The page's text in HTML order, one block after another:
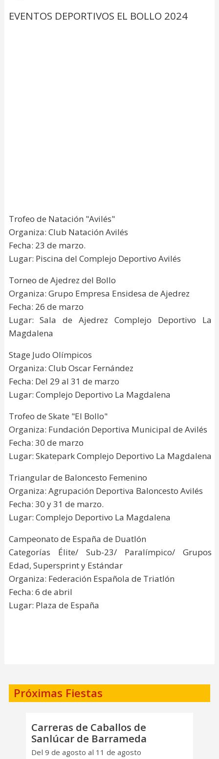
EVENTOS DEPORTIVOS EL BOLLO 2024
Trofeo de Natación "Avilés"
Organiza: Club Natación Avilés
Fecha: 23 de marzo.
Lugar: Piscina del Complejo Deportivo Avilés
Torneo de Ajedrez del Bollo
Organiza: Grupo Empresa Ensidesa de Ajedrez
Fecha: 26 de marzo
Lugar: Sala de Ajedrez Complejo Deportivo La
Magdalena
Stage Judo Olímpicos
Organiza: Club Oscar Fernández
Fecha: Del 29 al 31 de marzo
Lugar: Complejo Deportivo La Magdalena
Trofeo de Skate "El Bollo"
Organiza: Fundación Deportiva Municipal de Avilés
Fecha: 30 de marzo
Lugar: Skatepark Complejo Deportivo La Magdalena
Triangular de Baloncesto Femenino
Organiza: Agrupación Deportiva Baloncesto Avilés
Fecha: 30 y 31 de marzo.
Lugar: Complejo Deportivo La Magdalena
Campeonato de España de Duatlón
Categorías Élite/ Sub-23/ Paralímpico/ Grupos
Edad, Supersprint y Estándar
Organiza: Federación Española de Triatlón
Fecha: 6 de abril
Lugar: Plaza de España
Próximas Fiestas
Carreras de Caballos de
Sanlúcar de Barrameda
Del 9 de agosto al 11 de agosto